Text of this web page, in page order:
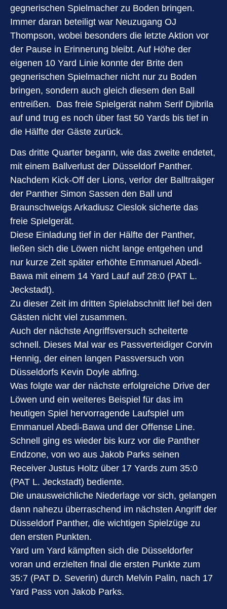
gegnerischen Spielmacher zu Boden bringen.
Immer daran beteiligt war Neuzugang OJ
Thompson, wobei besonders die letzte Aktion vor
der Pause in Erinnerung bleibt. Auf Höhe der
eigenen 10 Yard Linie konnte der Brite den
gegnerischen Spielmacher nicht nur zu Boden
bringen, sondern auch gleich diesem den Ball
entreißen. Das freie Spielgerät nahm Serif Djibrila
auf und trug es noch über fast 50 Yards bis tief in
die Hälfte der Gäste zurück.
Das dritte Quarter begann, wie das zweite endetet,
mit einem Ballverlust der Düsseldorf Panther.
Nachdem Kick-Off der Lions, verlor der Balltraäger
der Panther Simon Sassen den Ball und
Braunschweigs Arkadiusz Cieslok sicherte das
freie Spielgerät.
Diese Einladung tief in der Hälfte der Panther,
ließen sich die Löwen nicht lange entgehen und
nur kurze Zeit später erhöhte Emmanuel Abedi-
Bawa mit einem 14 Yard Lauf auf 28:0 (PAT L.
Jeckstadt).
Zu dieser Zeit im dritten Spielabschnitt lief bei den
Gästen nicht viel zusammen.
Auch der nächste Angriffsversuch scheiterte
schnell. Dieses Mal war es Passverteidiger Corvin
Hennig, der einen langen Passversuch von
Düsseldorfs Kevin Doyle abfing.
Was folgte war der nächste erfolgreiche Drive der
Löwen und ein weiteres Beispiel für das im
heutigen Spiel hervorragende Laufspiel um
Emmanuel Abedi-Bawa und der Offense Line.
Schnell ging es wieder bis kurz vor die Panther
Endzone, von wo aus Jakob Parks seinen
Receiver Justus Holtz über 17 Yards zum 35:0
(PAT L. Jeckstadt) bediente.
Die unausweichliche Niederlage vor sich, gelangen
dann nahezu überraschend im nächsten Angriff der
Düsseldorf Panther, die wichtigen Spielzüge zu
den ersten Punkten.
Yard um Yard kämpften sich die Düsseldorfer
voran und erzielten final die ersten Punkte zum
35:7 (PAT D. Severin) durch Melvin Palin, nach 17
Yard Pass von Jakob Parks.